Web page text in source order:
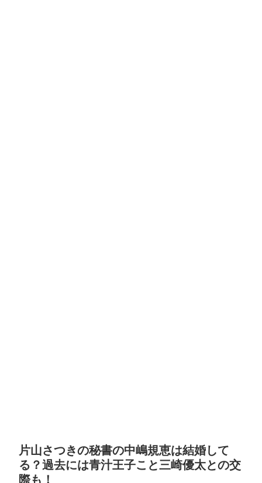
片山さつきの秘書の中嶋規恵は結婚して
る？過去には青汁王子こと三崎優太との交
際も！